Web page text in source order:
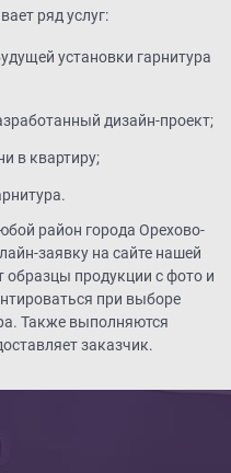
ряд услуг:
установки гарнитура
дизайн-проект;
в квартиру;
район города Орехово-
заявку на сайте нашей
продукции с фото и
при выборе
Также выполняются
заказчик.